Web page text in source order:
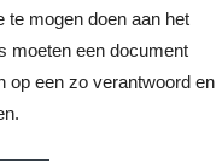
te mogen doen aan het
moeten een document
op een zo verantwoord en